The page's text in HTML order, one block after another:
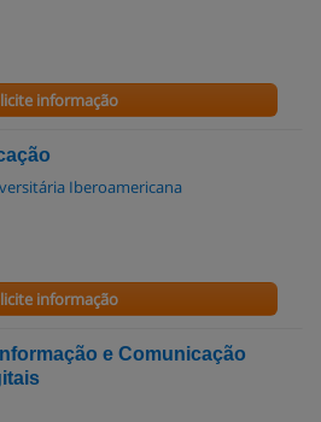
informação
Iberoamericana
informação
e Comunicação